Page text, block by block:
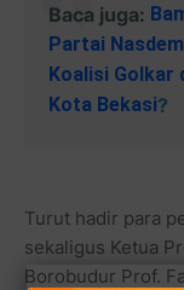
Baca juga:
Partai
Koalisi Golkar
Kota Bekasi?
Turut hadir para
sekaligus Ketua
Borobudur Prof.